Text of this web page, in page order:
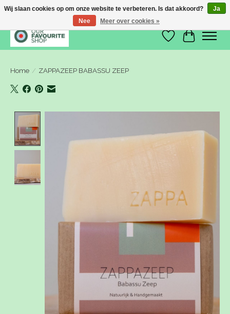
Verlanglijst
Home / ZAPPAZEEP BABASSU ZEEP
Wij slaan cookies op om onze website te verbeteren. Is dat akkoord?
Ja
Nee
Meer over cookies »